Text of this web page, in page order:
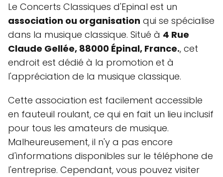
Le Concerts Classiques d'Epinal est un
association ou organisation qui se spécialise
dans la musique classique. Situé à 4 Rue
Claude Gellée, 88000 Épinal, France., cet
endroit est dédié à la promotion et à
l'appréciation de la musique classique.
Cette association est facilement accessible
en fauteuil roulant, ce qui en fait un lieu inclusif
pour tous les amateurs de musique.
Malheureusement, il n'y a pas encore
d'informations disponibles sur le téléphone de
l'entreprise. Cependant, vous pouvez visiter